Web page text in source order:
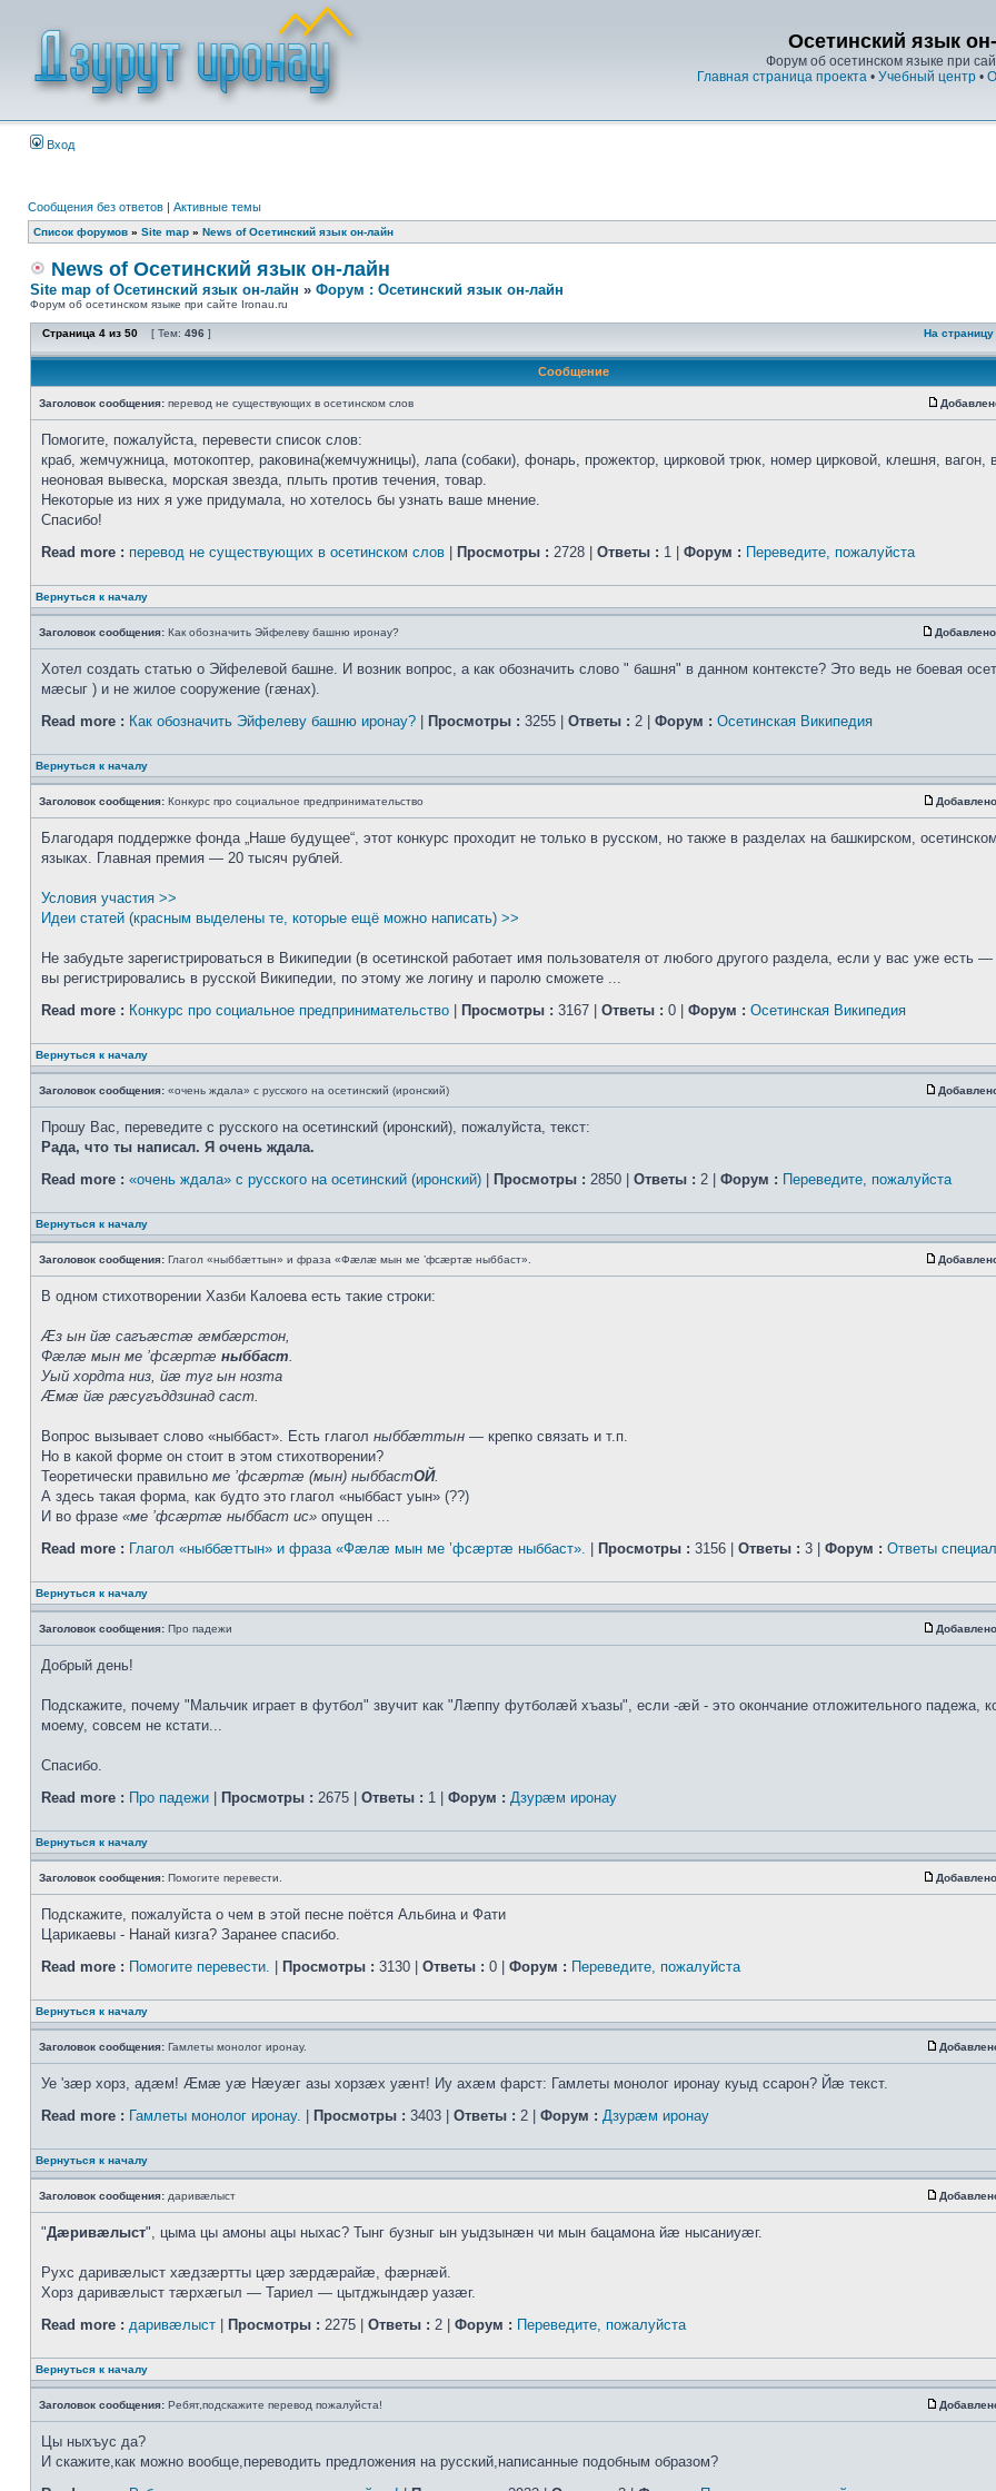
Осетинский язык
Форум об осетинском языке при
Главная страница проекта • Учебный центр •
Вход
Сообщения без ответов | Активные темы
Список форумов » Site map » News of Осетинский язык он-лайн
News of Осетинский язык он-лайн
Site map of Осетинский язык он-лайн » Форум : Осетинский язык он-лайн
Форум об осетинском языке при сайте Ironau.ru
Страница 4 из 50 [ Тем: 496 ] На страницу
Сообщение
Заголовок сообщения: перевод не существующих в осетинском слов
Помогите, пожалуйста, перевести список слов:
краб, жемчужница, мотокоптер, раковина(жемчужницы), лапа (собаки), фонарь, прожектор, цирковой трюк, номер цирковой, клешня, вагон,
неоновая вывеска, морская звезда, плыть против течения, товар.
Некоторые из них я уже придумала, но хотелось бы узнать ваше мнение.
Спасибо!
Read more : перевод не существующих в осетинском слов Просмотры : 2728 | Ответы : 1 | Форум : Переведите, пожалуйста
Вернуться к началу
Заголовок сообщения: Как обозначить Эйфелеву башню иронау?
Хотел создать статью о Эйфелевой башне. И возник вопрос, а как обозначить слово " башня" в данном контексте? Это ведь не боевая
мæсыг ) и не жилое сооружение (гæнах).
Read more : Как обозначить Эйфелеву башню иронау? Просмотры : 3255 | Ответы : 2 | Форум : Осетинская Википедия
Вернуться к началу
Заголовок сообщения: Конкурс про социальное предпринимательство
Благодаря поддержке фонда „Наше будущее“, этот конкурс проходит не только в русском, но также в разделах на башкирском,
языках. Главная премия — 20 тысяч рублей.
Условия участия >>
Идеи статей (красным выделены те, которые ещё можно написать) >>
Не забудьте зарегистрироваться в Википедии (в осетинской работает имя пользователя от любого другого раздела, если у вас уже есть
вы регистрировались в русской Википедии, по этому же логину и паролю сможете ...
Read more : Конкурс про социальное предпринимательство Просмотры : 3167 | Ответы : 0 | Форум : Осетинская Википедия
Вернуться к началу
Заголовок сообщения: «очень ждала» с русского на осетинский (иронский)
Прошу Вас, переведите с русского на осетинский (иронский), пожалуйста, текст:
Рада, что ты написал. Я очень ждала.
Read more : «очень ждала» с русского на осетинский (иронский) Просмотры : 2850 | Ответы : 2 | Форум : Переведите, пожалуйста
Вернуться к началу
Заголовок сообщения: Глагол «ныббæттын» и фраза «Фæлæ мын ме ’фсæртæ ныббаст».
В одном стихотворении Хазби Калоева есть такие строки:
Æз ын йæ сагъæстæ æмбæрстон,
Фæлæ мын ме ’фсæртæ ныббаст.
Уый хордта низ, йæ туг ын нозта
Æмæ йæ рæсугъддзинад саст.
Вопрос вызывает слово «ныббаст». Есть глагол ныббæттын — крепко связать и т.п.
Но в какой форме он стоит в этом стихотворении?
Теоретически правильно ме ’фсæртæ (мын) ныббастОЙ.
А здесь такая форма, как будто это глагол «ныббаст уын» (??)
И во фразе «ме ’фсæртæ ныббаст ис» опущен ...
Read more : Глагол «ныббæттын» и фраза «Фæлæ мын ме ’фсæртæ ныббаст». Просмотры : 3156 | Ответы : 3 | Форум : Ответы
Вернуться к началу
Заголовок сообщения: Про падежи
Добрый день!
Подскажите, почему "Мальчик играет в футбол" звучит как "Лæппу футболæй хъазы", если -æй - это окончание отложительного падежа,
моему, совсем не кстати...
Спасибо.
Read more : Про падежи Просмотры : 2675 | Ответы : 1 | Форум : Дзурæм иронау
Вернуться к началу
Заголовок сообщения: Помогите перевести.
Подскажите, пожалуйста о чем в этой песне поётся Альбина и Фати
Царикаевы - Нанай кизга? Заранее спасибо.
Read more : Помогите перевести. Просмотры : 3130 | Ответы : 0 | Форум : Переведите, пожалуйста
Вернуться к началу
Заголовок сообщения: Гамлеты монолог иронау.
Уе 'зæр хорз, адæм! Æмæ уæ Нæуæг азы хорзæх уæнт! Иу ахæм фарст: Гамлеты монолог иронау куыд ссарон? Йæ текст.
Read more : Гамлеты монолог иронау. Просмотры : 3403 | Ответы : 2 | Форум : Дзурæм иронау
Вернуться к началу
Заголовок сообщения: даривæлыст
"Дæривæлыст", цыма цы амоны ацы ныхас? Тынг бузныг ын уыдзынæн чи мын бацамона йæ нысаниуæг.
Рухс даривæлыст хæдзæртты цæр зæрдæрайæ, фæрнæй.
Хорз даривæлыст тæрхæгыл — Тариел — цытджындæр уазæг.
Read more : даривæлыст Просмотры : 2275 | Ответы : 2 | Форум : Переведите, пожалуйста
Вернуться к началу
Заголовок сообщения: Ребят,подскажите перевод пожалуйста!
Цы ныхъус да?
И скажите,как можно вообще,переводить предложения на русский,написанные подобным образом?